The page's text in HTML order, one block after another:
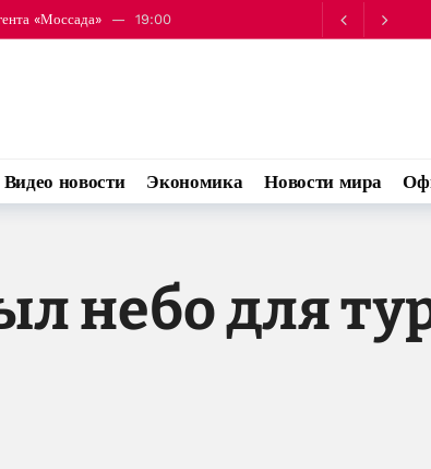
Видео новости Экономика Новости мира
небо для